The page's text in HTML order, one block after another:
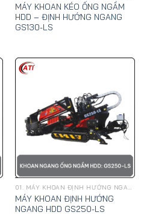
MÁY KHOAN KÉO ỐNG NGẦM
HDD – ĐỊNH HƯỚNG NGANG
GS130-LS
01. MÁY KHOAN ĐỊNH HƯỚNG NGANG, KÉO ỐNG NGẦM HDD - GOODENG
MÁY KHOAN ĐỊNH HƯỚNG
NGANG HDD GS250-LS